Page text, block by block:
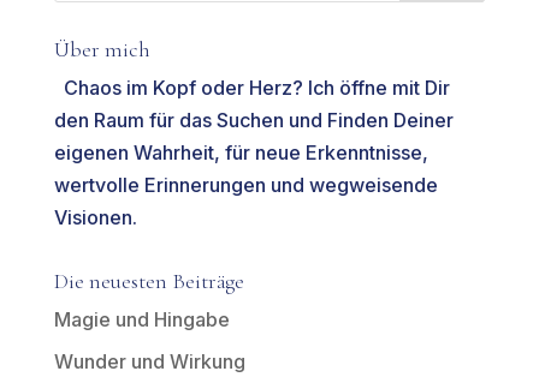
Über mich
Chaos im Kopf oder Herz? Ich öffne mit Dir
den Raum für das Suchen und Finden Deiner
eigenen Wahrheit, für neue Erkenntnisse,
wertvolle Erinnerungen und wegweisende
Visionen.
Die neuesten Beiträge
Magie und Hingabe
Wunder und Wirkung